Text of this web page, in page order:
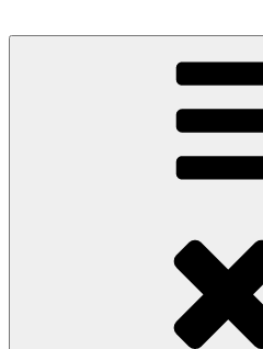
Wo die (Country-) Musik